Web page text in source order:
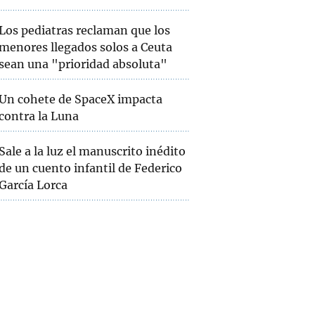
pediatras reclaman que los
llegados solos a Ceuta
una "prioridad absoluta"
cohete de SpaceX impacta
la Luna
Sale a la luz el manuscrito inédito
un cuento infantil de Federico
Lorca